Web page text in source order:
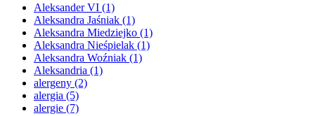
Aleksander VI (1)
Aleksandra Jaśniak (1)
Aleksandra Miedziejko (1)
Aleksandra Nieśpielak (1)
Aleksandra Woźniak (1)
Aleksandria (1)
alergeny (2)
alergia (5)
alergie (7)